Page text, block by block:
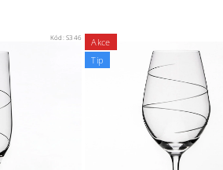
Kód:S346
Akce
Tip